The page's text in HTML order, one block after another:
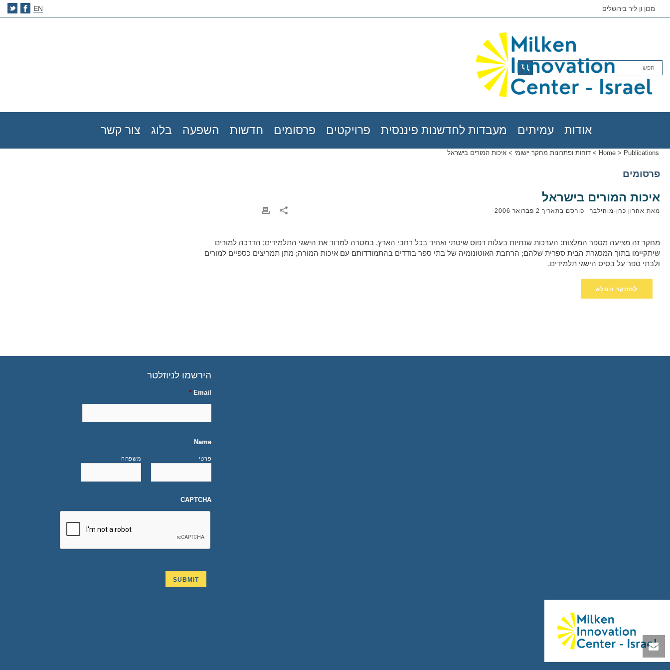
מכון ון ליר בירושלים EN
אודות עמיתים מעבדות לחדשנות פיננסית פרויקטים פרסומים חדשות השפעה בלוג צור קשר
Home > Publications
> דוחות ופתרונות מחקר יישומי > איכות המורים בישראל
פרסומים
איכות המורים בישראל
מאת אהרון כהן-מוהילבר פורסם בתאריך 2 פברואר 2006
מחקר זה מציעה מספר המלצות: הערכות שנתיות בעלות דפוס שיטתי ואחיד בכל רחבי הארץ, במטרה למדוד את הישגי התלמידים; הדרכה למורים
שיתקיימו בתוך המסגרת הבית ספרית שלהם; הרחבת האוטונומיה של בתי ספר בודדים בהתמודדותם עם איכות המורה; מתן תמריצים כספיים למורים
ולבתי ספר על בסיס הישגי תלמידים.
למחקר המלא
הירשמו לניוזלטר
Email
*
Name
פרטי משפחה
CAPTCHA